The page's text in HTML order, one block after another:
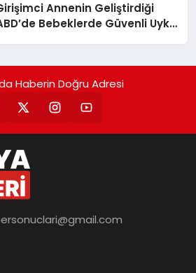
Annenin Geliştirdiği
Bebeklerde Güvenli Uyku
Haberin Doğru Adresi